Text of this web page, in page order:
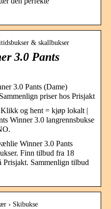
& skallbukser
3.0 Pants
3.0 Pants (Dame)
priser hos Prisjakt
og hent = kjøp lokalt |
Winner 3.0 langrennsbukse
Winner 3.0 Pants
Finn tilbud fra 18
Prisjakt. Sammenlign tilbud
› Skibukse